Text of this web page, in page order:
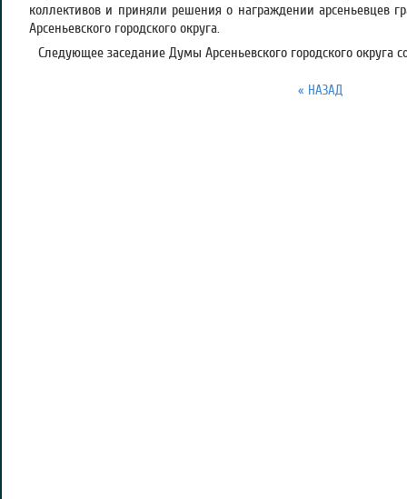
коллективов и приняли решения о награждении арсеньевцев
Арсеньевского городского округа.
Следующее заседание Думы Арсеньевского городского округа
« НАЗАД